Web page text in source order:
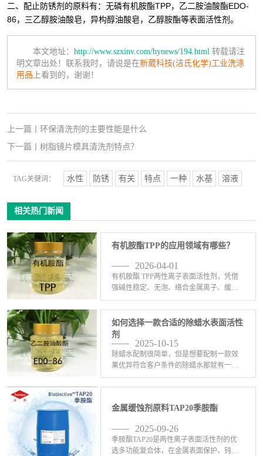
二、配止防锈剂的原料有：无磷有机胺酯TPP，乙二胺油酸酯EDO-
86，三乙醇胺油酸皂，异构醇油酸皂，乙醇胺酯等表面活性剂。
本文地址： http://www.szxinv.com/hynews/194.html 转载请注
明文章出处！联系我时，请说是在新葳科技(洁氏化学)工业洗涤
用品 上看到的，谢谢！
上一篇
环保清洗剂的主要性能是什么
下一篇
树脂镜片模具清洗剂特点？
TAG关健词： 水性 防锈 有关 特点 一种 水基 溶液
相关热门新闻
有机胺酯TPP的应用领域有哪些？
2026-04-01
有机胺酯 TPP两性离子表面活性剂，凭借
强碱性稳定、无泡、络合金属离子、缓蚀
阻垢等特点，主要应用在这些领域：1、工
业清洗：无泡喷淋清洗、碱性除油、除蜡
水、超声波清洗、金属脱脂，尤其适合精
密五金、铝材、 <-查看详情>
如何选择一款合适的除蜡水表面活性
剂
2025-10-15
除蜡水配制很简单，但是想要配制一款效
果优异符合客户条件的除蜡水那就有一定
的难度了。配制除蜡水的原料五花八门，
比如异构醇油酸皂DF-20，6501，C13异丙
查看详情>
金属缓蚀剂原料TAP20季胺酯
2025-09-26
季胺酯TAP20是两性离子表面活性剂的优
选多功能复合体，在金属表面保护、钝